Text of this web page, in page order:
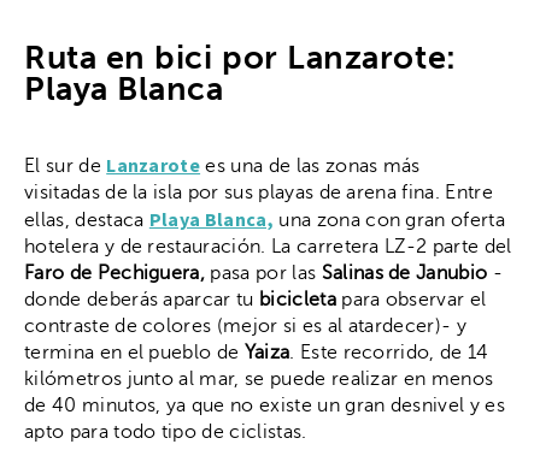
Ruta en bici por Lanzarote:
Playa Blanca
El sur de Lanzarote es una de las zonas más
visitadas de la isla por sus playas de arena fina. Entre
ellas, destaca Playa Blanca, una zona con gran oferta
hotelera y de restauración. La carretera LZ-2 parte del
Faro de Pechiguera, pasa por las Salinas de Janubio -
donde deberás aparcar tu bicicletapara observar el
contraste de colores (mejor si es al atardecer)- y
termina en el pueblo de Yaiza. Este recorrido, de 14
kilómetros junto al mar, se puede realizar en menos
de 40 minutos, ya que no existe un gran desnivel y es
apto para todo tipo de ciclistas.